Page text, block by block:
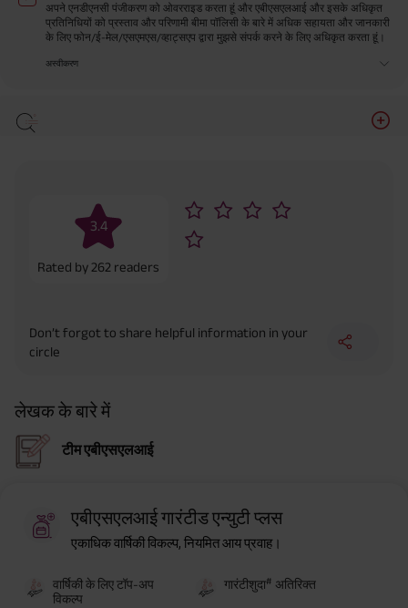
अपने एनडीएनसी पंजीकरण को ओवरराइड करता हूं और एबीएसएलआई और इसके अधिकृत
प्रतिनिधियों को प्रस्ताव और परिणामी बीमा पॉलिसी के बारे में अधिक सहायता और जानकारी
के लिए फोन/ई-मेल/एसएमएस/व्हाट्सएप द्वारा मुझसे संपर्क करने के लिए अधिकृत करता हूं।
अस्वीकरण
3.4
Rated by262 readers
Don’t forgot to share helpful information in your
circle
लेखक के बारे में
टीम एबीएसएलआई
एबीएसएलआई गारंटीड एन्युटी प्लस
एकाधिक वार्षिकी विकल्प, नियमित आय प्रवाह।
वार्षिकी के लिए टॉप-अप
विकल्प
गारंटीशुदा# अतिरिक्त